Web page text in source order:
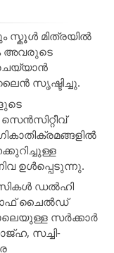
സ്കൂൾ മിത്രയിൽ
അവരുടെ
സൃഷ്ടിച്ചു.
ഉൾപ്പെടുന്നു.
ഡൽഹി
ഓഫ് ചൈൽഡ്
സർക്കാർ
സച്ചി-